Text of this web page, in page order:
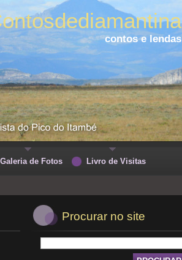
contos e lendas
Procurar no site
Galeria de Fotos Livro de Visitas